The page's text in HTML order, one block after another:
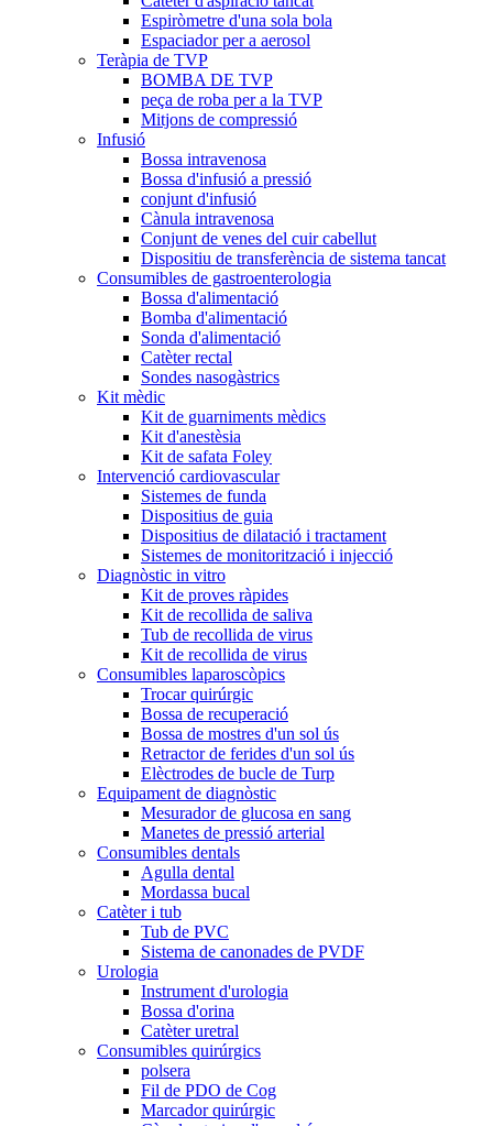
Espiròmetre d'una sola bola
Espaciador per a aerosol
Teràpia de TVP
BOMBA DE TVP
peça de roba per a la TVP
Mitjons de compressió
Infusió
Bossa intravenosa
Bossa d'infusió a pressió
conjunt d'infusió
Cànula intravenosa
Conjunt de venes del cuir cabellut
Dispositiu de transferència de sistema tancat
Consumibles de gastroenterologia
Bossa d'alimentació
Bomba d'alimentació
Sonda d'alimentació
Catèter rectal
Sondes nasogàstrics
Kit mèdic
Kit de guarniments mèdics
Kit d'anestèsia
Kit de safata Foley
Intervenció cardiovascular
Sistemes de funda
Dispositius de guia
Dispositius de dilatació i tractament
Sistemes de monitorització i injecció
Diagnòstic in vitro
Kit de proves ràpides
Kit de recollida de saliva
Tub de recollida de virus
Kit de recollida de virus
Consumibles laparoscòpics
Trocar quirúrgic
Bossa de recuperació
Bossa de mostres d'un sol ús
Retractor de ferides d'un sol ús
Elèctrodes de bucle de Turp
Equipament de diagnòstic
Mesurador de glucosa en sang
Manetes de pressió arterial
Consumibles dentals
Agulla dental
Mordassa bucal
Catèter i tub
Tub de PVC
Sistema de canonades de PVDF
Urologia
Instrument d'urologia
Bossa d'orina
Catèter uretral
Consumibles quirúrgics
polsera
Fil de PDO de Cog
Marcador quirúrgic